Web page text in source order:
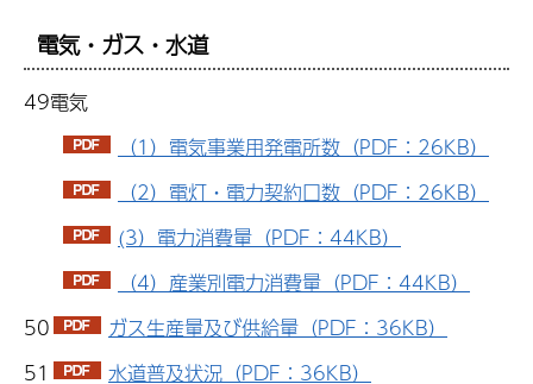
電気・ガス・水道
49電気
（1）電気事業用発電所数（PDF：26KB）
（2）電灯・電力契約口数（PDF：26KB）
(3）電力消費量（PDF：44KB）
（4）産業別電力消費量（PDF：44KB）
50
ガス生産量及び供給量（PDF：36KB）
51
水道普及状況（PDF：36KB）